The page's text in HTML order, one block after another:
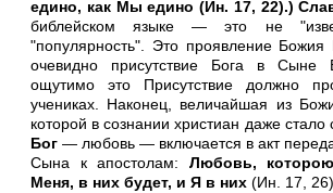
едино, как Мы едино (Ин. 17, 22).)
библейском язы­ке — это не
"популярность". Это проявление Божия
очевидно присутствие Бога в
ощутимо это Присутствие должно
учениках. Наконец, величайшая из
кото­рой в сознании христиан даже
Бог — лю­бовь — включается в акт
Сына к апосто­лам: Любовь,
Меня, в них будет, и Я в них (Ин. 17,